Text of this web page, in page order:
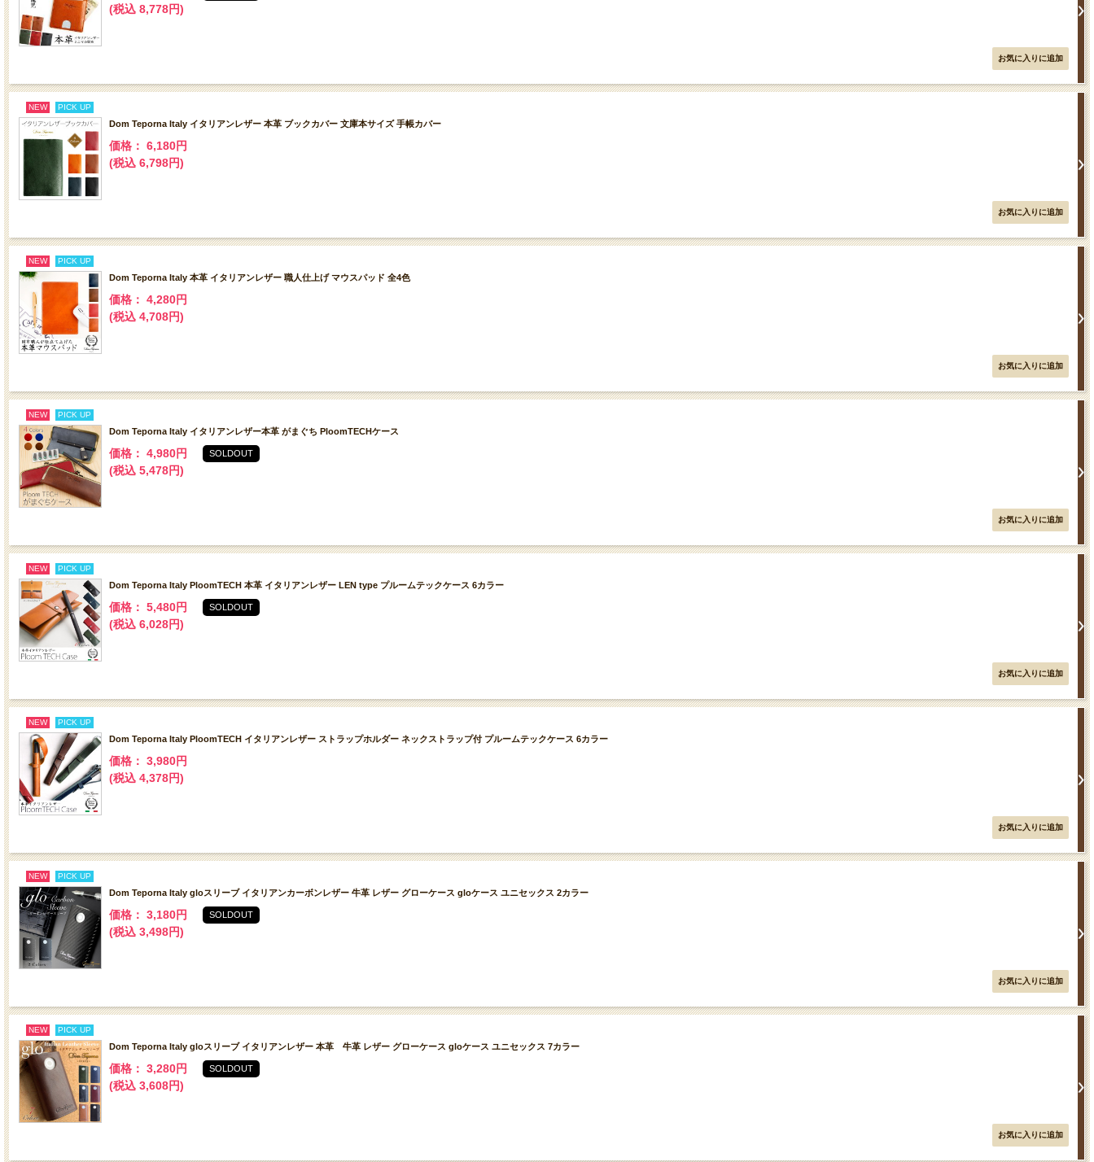
(税込 8,778円)
NEW PICK UP
Dom Teporna Italy イタリアンレザー 本革 ブックカバー 文庫本サイズ 手帳カバー
価格： 6,180円
(税込 6,798円)
NEW PICK UP
Dom Teporna Italy 本革 イタリアンレザー 職人仕上げ マウスパッド 全4色
価格： 4,280円
(税込 4,708円)
NEW PICK UP
Dom Teporna Italy イタリアンレザー本革 がまぐち PloomTECHケース
価格： 4,980円
(税込 5,478円)
SOLDOUT
NEW PICK UP
Dom Teporna Italy PloomTECH 本革 イタリアンレザー LEN type プルームテックケース 6カラー
価格： 5,480円
(税込 6,028円)
SOLDOUT
NEW PICK UP
Dom Teporna Italy PloomTECH イタリアンレザー ストラップホルダー ネックストラップ付 プルームテックケース 6カラー
価格： 3,980円
(税込 4,378円)
NEW PICK UP
Dom Teporna Italy gloスリーブ イタリアンカーボンレザー 牛革 レザー グローケース gloケース ユニセックス 2カラー
価格： 3,180円
(税込 3,498円)
SOLDOUT
NEW PICK UP
Dom Teporna Italy gloスリーブ イタリアンレザー 本革 牛革 レザー グローケース gloケース ユニセックス 7カラー
価格： 3,280円
(税込 3,608円)
SOLDOUT